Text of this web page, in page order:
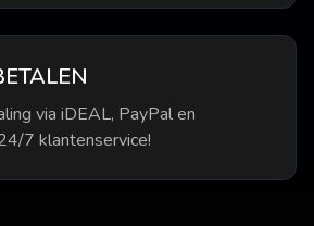
via iDEAL, PayPal en
7 klantenservice!